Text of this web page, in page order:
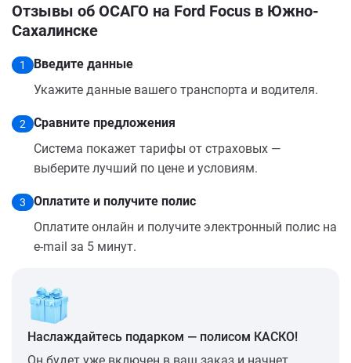
Отзывы об ОСАГО на Ford Focus в Южно-
Сахалинске
1
Введите данные
Укажите данные вашего транспорта и водителя.
2
Сравните предложения
Система покажет тарифы от страховых —
выберите лучший по цене и условиям.
3
Оплатите и получите полис
Оплатите онлайн и получите электронный полис на
e-mail за 5 минут.
Наслаждайтесь подарком — полисом КАСКО!